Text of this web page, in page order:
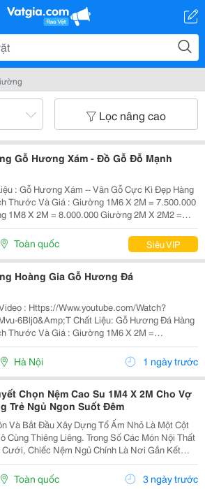
Lọc nâng cao
Gỗ Hương Xám - Đồ Gỗ Đỗ Mạnh
: Gỗ Hương Xám -- Vân Gỗ Cực Kì Đẹp Hàng
Thước Và Giá : Giường 1M6 X 2M = 7.500.000
1M8 X 2M = 8.000.000 Giường 2M X 2M2 =
Giá Bán Đã Bao Gồm Dát Phản Như Ảnh ~~~
≫≫≫ Lợi Ích Khi Mua Sản Phẩm : ~~~...
Toàn quốc Siêu VIP
Hoàng Gia Gỗ Hương Đá
: Https://Www.youtube.com/Watch?
6Blj0&Amp;T Chất Liệu: Gỗ Hương Đá Hàng
Thước Và Giá : Giường 1M6 X 2M =
Giường 1M8 X 2M = 29.000.000 Giường 2M
= 33.000.000 Giá Bán Đã Bao Gồm Sơn Pu Hoặc
~~~ &
Hà Nội 1 ngày trước
Chọn Nệm Cao Su 1M4 X 2M Cho Vợ
Trẻ Ngủ Ngon Suốt Đêm
Và Bắt Đầu Xây Dựng Tổ Ấm Nhỏ Là Một Cột
Cùng Thiêng Liêng. Trong Số Các Món Nội Thất
Cưới, Chiếc Nệm Ngủ Chính Là Nơi Gắn Kết
Và Chăm Sóc Sức Khỏe Cho Cả Hai Sau
Giờ Làm Việc Mệt Mỏi. Với Những Cặp Đôi Sở
Toàn quốc 3 ngày trước